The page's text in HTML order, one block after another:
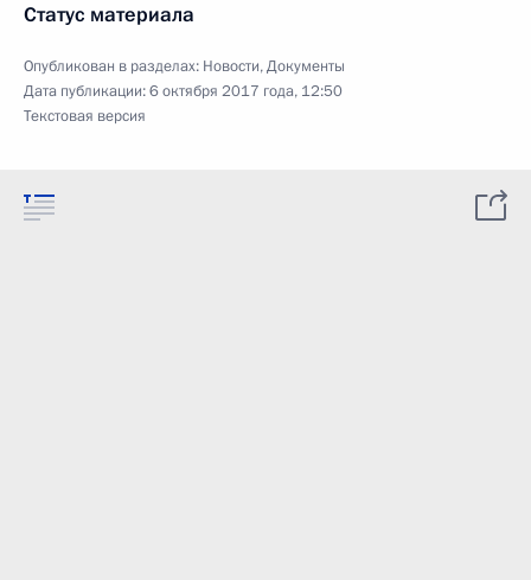
Статус материала
Опубликован в разделах: Новости,Документы
Дата публикации:6 октября 2017 года, 12:50
Текстовая версия